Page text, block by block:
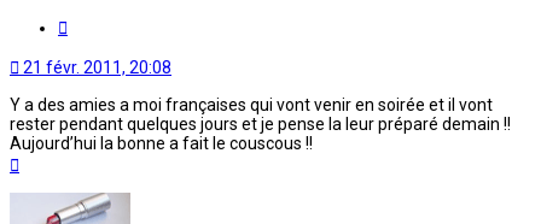
21 févr. 2011, 20:08
Y a des amies a moi françaises qui vont venir en soirée et il vont
rester pendant quelques jours et je pense la leur préparé demain !!
Aujourd’hui la bonne a fait le couscous !!